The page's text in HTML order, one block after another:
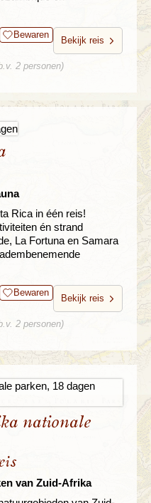
Bewaren
Bekijk reis
2 personen)
Rica in één reis!
én strand
La Fortuna en Samara
Bewaren
Bekijk reis
2 personen)
nationale
van Zuid-Afrika